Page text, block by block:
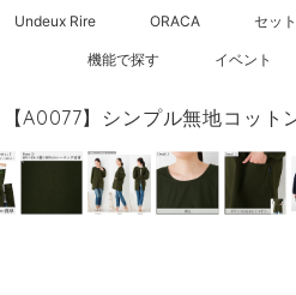
Undeux Rire ORACA セッ
機能で探す イベント
【A0077】シンプル無地コット